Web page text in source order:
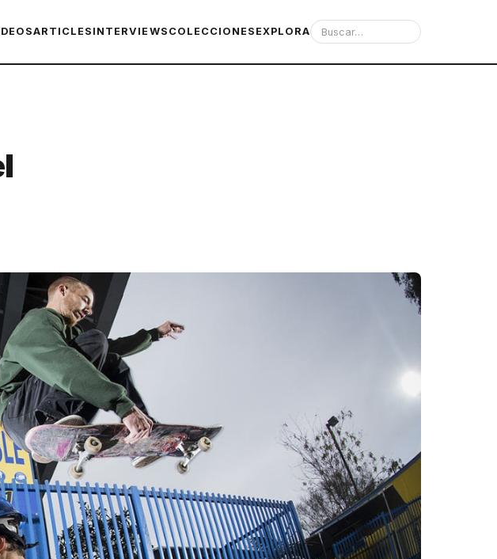
ARTICLES INTERVIEWS COLECCIONES EXPLORA